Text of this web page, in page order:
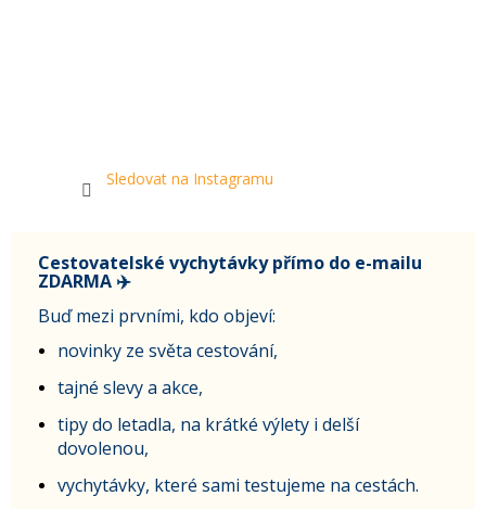
Sledovat na Instagramu
Cestovatelské vychytávky přímo do e-mailu
ZDARMA ✈️
Buď mezi prvními, kdo objeví:
novinky ze světa cestování,
tajné slevy a akce,
tipy do letadla, na krátké výlety i delší
dovolenou,
vychytávky, které sami testujeme na cestách.